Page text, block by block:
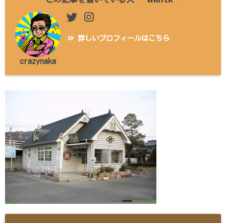
crazynaka
詳しいプロフィールはこちら